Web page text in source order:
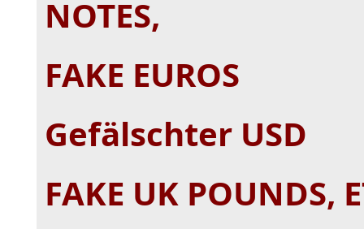
NOTES,
FAKE EUROS
Gefälschter USD
FAKE UK POUNDS,